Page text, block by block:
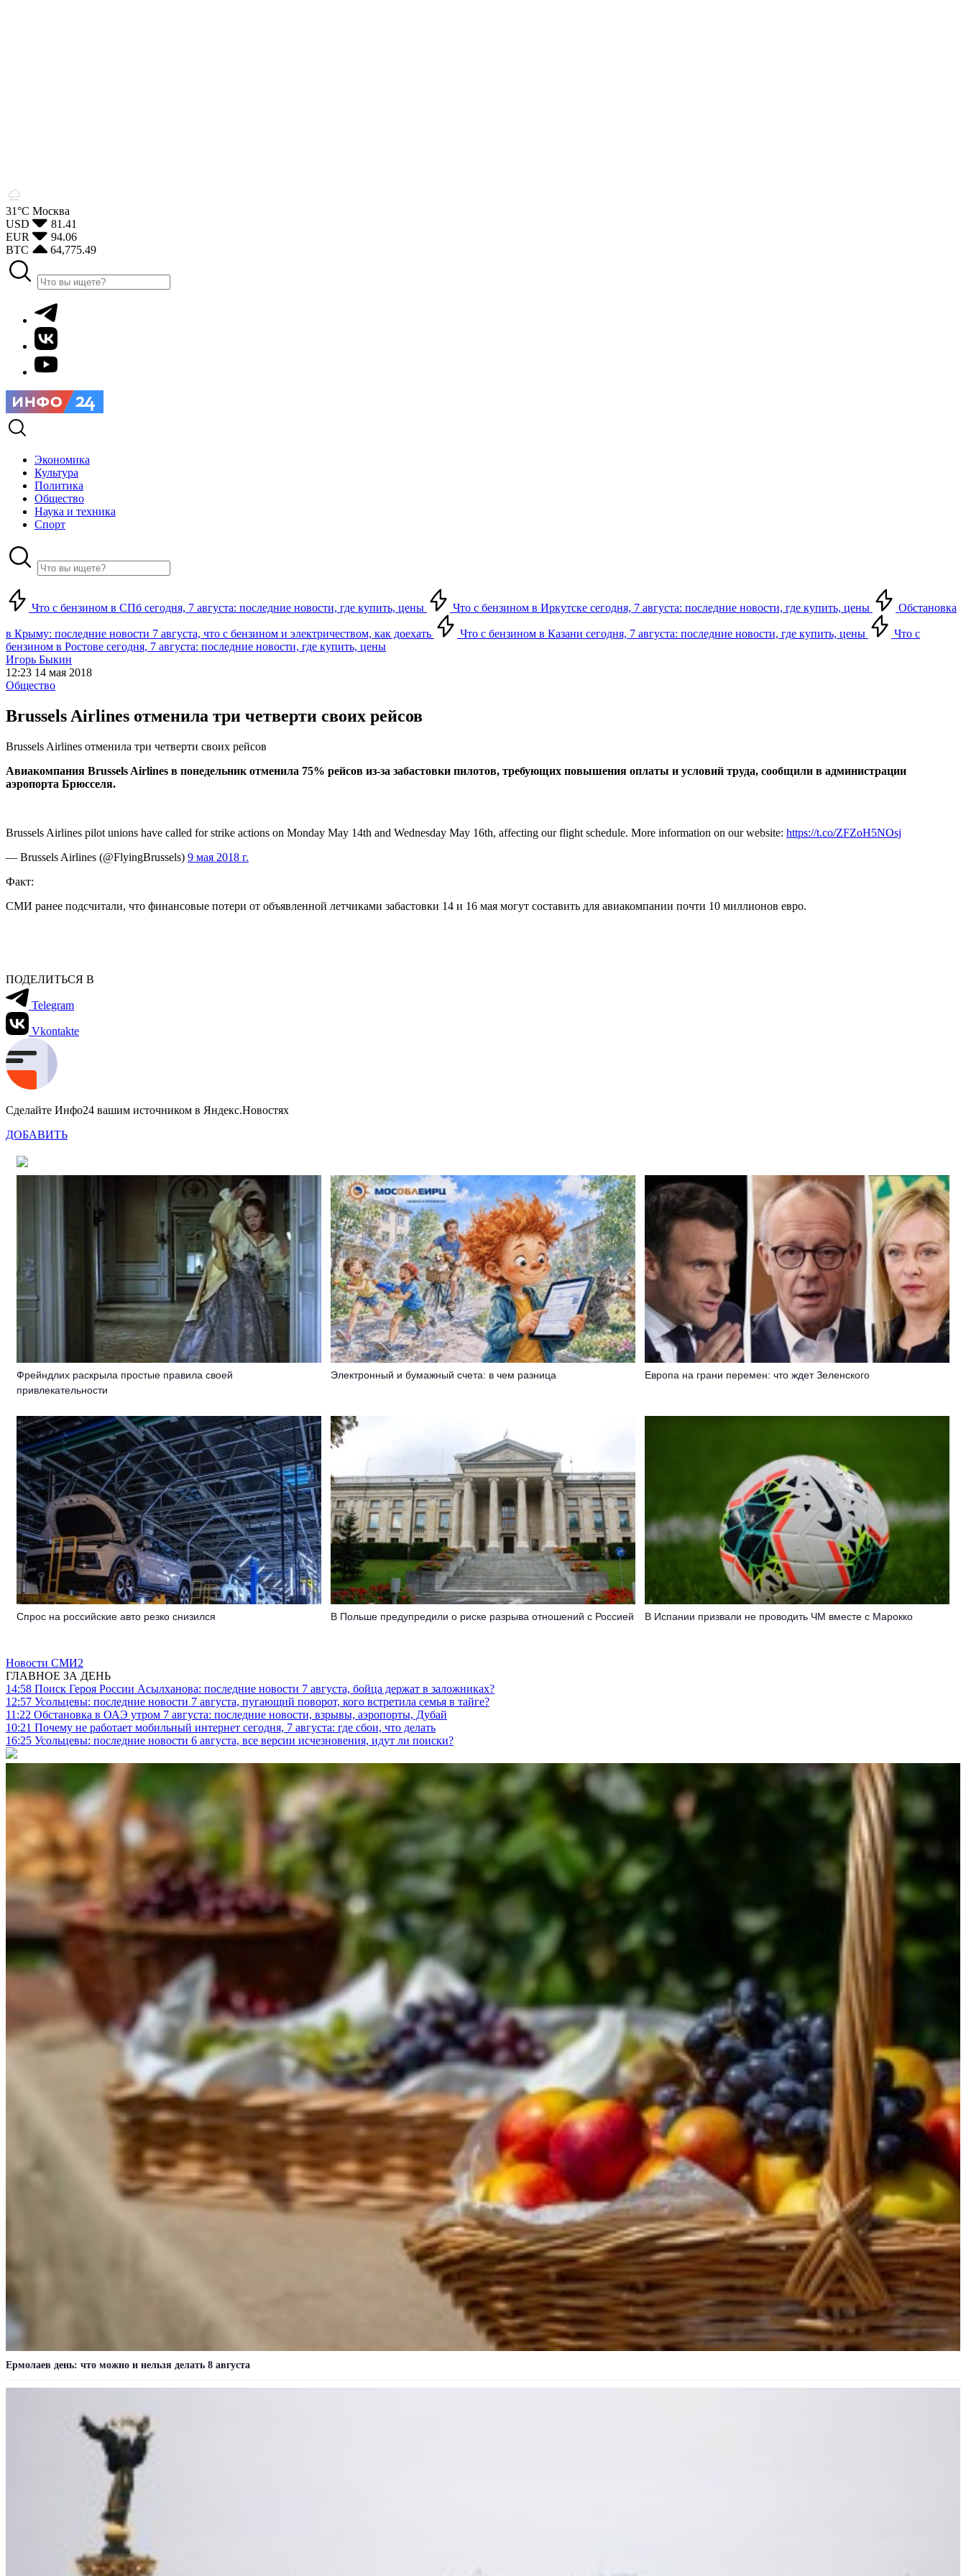
31°С Москва
USD
81.41
EUR
94.06
BTC
64,775.49
Экономика
Культура
Политика
Общество
Наука и техника
Спорт
Что с бензином в СПб сегодня, 7 августа: последние новости, где купить, цены Что с бензином в Иркутске сегодня, 7 августа: последние новости, где купить, цены Обстановка
в Крыму: последние новости 7 августа, что с бензином и электричеством, как доехать Что с бензином в Казани сегодня, 7 августа: последние новости, где купить, цены
Что с
бензином в Ростове сегодня, 7 августа: последние новости, где купить, цены
Игорь Быкин
12:23 14 мая 2018
Общество
Brussels Airlines отменила три четверти своих рейсов
Brussels Airlines отменила три четверти своих рейсов
Авиакомпания Brussels Airlines в понедельник отменила 75% рейсов из-за забастовки пилотов, требующих повышения оплаты и условий труда, сообщили в администрации
аэропорта Брюсселя.
Brussels Airlines pilot unions have called for strike actions on Monday May 14th and Wednesday May 16th, affecting our flight schedule. More information on our website: https://t.co/ZFZoH5NOsj
— Brussels Airlines (@FlyingBrussels) 9 мая 2018 г.
Факт:
СМИ ранее подсчитали, что финансовые потери от объявленной летчиками забастовки 14 и 16 мая могут составить для авиакомпании почти 10 миллионов евро.
ПОДЕЛИТЬСЯ В
Telegram
Vkontakte
Сделайте Инфо24 вашим источником в Яндекс.Новостях
ДОБАВИТЬ
Фрейндлих раскрыла простые правила своей
привлекательности
Электронный и бумажный счета: в чем разница Европа на грани перемен: что ждет Зеленского
Спрос на российские авто резко снизился В Польше предупредили о риске разрыва отношений с Россией В Испании призвали не проводить ЧМ вместе с Марокко
Новости СМИ2
ГЛАВНОЕ ЗА ДЕНЬ
14:58 Поиск Героя России Асылханова: последние новости 7 августа, бойца держат в заложниках?
12:57 Усольцевы: последние новости 7 августа, пугающий поворот, кого встретила семья в тайге?
11:22 Обстановка в ОАЭ утром 7 августа: последние новости, взрывы, аэропорты, Дубай
10:21 Почему не работает мобильный интернет сегодня, 7 августа: где сбои, что делать
16:25 Усольцевы: последние новости 6 августа, все версии исчезновения, идут ли поиски?
Ермолаев день: что можно и нельзя делать 8 августа